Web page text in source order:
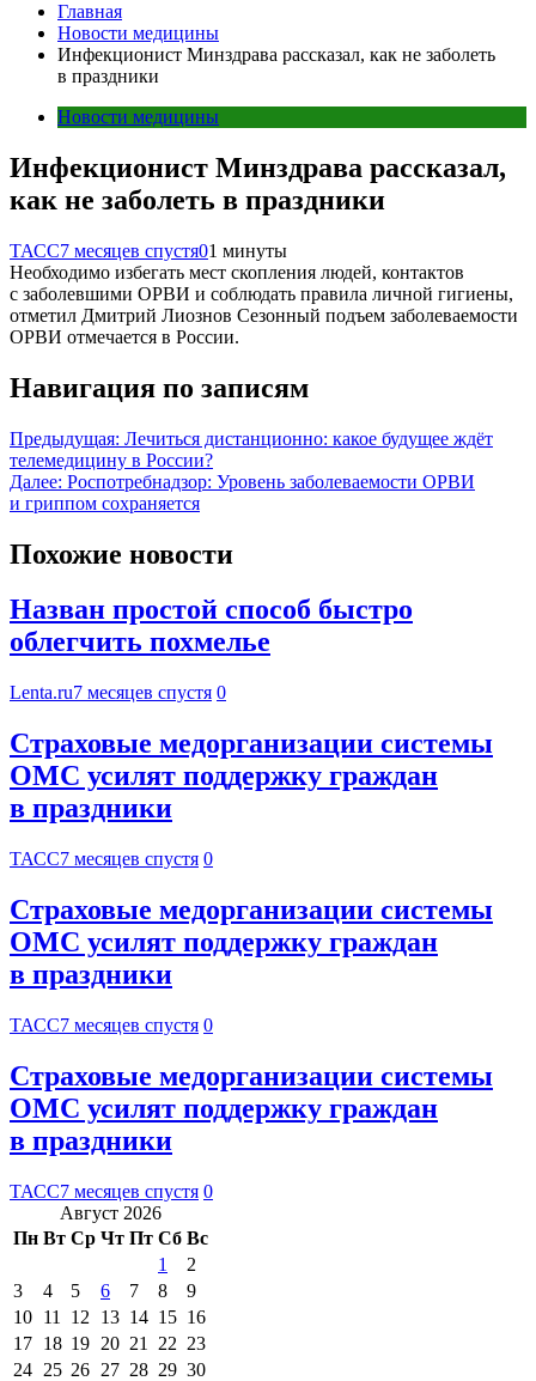
Главная
Новости медицины
Инфекционист Минздрава рассказал, как не заболеть
в праздники
Новости медицины
Инфекционист Минздрава рассказал,
как не заболеть в праздники
ТАСС7 месяцев спустя01 минуты
Необходимо избегать мест скопления людей, контактов
с заболевшими ОРВИ и соблюдать правила личной гигиены,
отметил Дмитрий Лиознов Сезонный подъем заболеваемости
ОРВИ отмечается в России.
Навигация по записям
Предыдущая: Лечиться дистанционно: какое будущее ждёт
телемедицину в России?
Далее: Роспотребнадзор: Уровень заболеваемости ОРВИ
и гриппом сохраняется
Похожие новости
Назван простой способ быстро
облегчить похмелье
Lenta.ru7 месяцев спустя 0
Страховые медорганизации системы
ОМС усилят поддержку граждан
в праздники
ТАСС7 месяцев спустя 0
Страховые медорганизации системы
ОМС усилят поддержку граждан
в праздники
ТАСС7 месяцев спустя 0
Страховые медорганизации системы
ОМС усилят поддержку граждан
в праздники
ТАСС7 месяцев спустя 0
Август 2026
Пн Вт Ср Чт Пт Сб Вс
1
2
3
4 5 6 7 8
9
10 11 12 13 14 15 16
17 18 19 20 21 22 23
24 25 26 27 28 29 30